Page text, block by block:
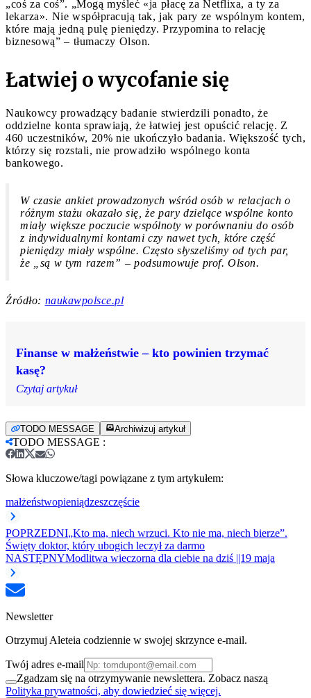
„coś za coś”. „Mogą myśleć «ja płacę za Netflixa, a ty za
lekarza». Nie współpracują tak, jak pary ze wspólnym kontem,
które mają jedną pulę pieniędzy. Przypomina to relację
biznesową” – tłumaczy Olson.
Łatwiej o wycofanie się
Naukowcy prowadzący badanie stwierdzili ponadto, że
oddzielne konta sprawiają, że łatwiej jest opuścić relację. Z
460 uczestników, 20% nie ukończyło badania. Większość tych,
którzy się rozstali, nie prowadziło wspólnego konta
bankowego.
W czasie ankiet prowadzonych wśród osób w relacjach o
różnym stażu okazało się, że pary dzielące wspólne konto
miały większe poczucie wspólnoty w porównaniu do osób
z indywidualnymi kontami czy nawet tych, które część
pieniędzy miały wspólne. Często słyszeliśmy od tych par,
że „są w tym razem” – podsumowuje prof. Olson.
Źródło: naukawpolsce.pl
Finanse w małżeństwie – kto powinien trzymać
kasę?
Czytaj artykuł
TODO MESSAGE Archiwizuj artykuł
TODO MESSAGE :
Słowa kluczowe/tagi powiązane z tym artykułem:
małżeństwopieniądzeszczęście
POPRZEDNI„Kto ma, niech wrzuci. Kto nie ma, niech bierze”.
Święty doktor, który ubogich leczył za darmo
NASTĘPNYModlitwa wieczorna dla ciebie na dziś ||19 maja
Newsletter
Otrzymuj Aleteia codziennie w swojej skrzynce e-mail.
Twój adres e-mail
Zgadzam się na otrzymywanie newslettera. Zobacz naszą
Polityka prywatności, aby dowiedzieć się więcej.